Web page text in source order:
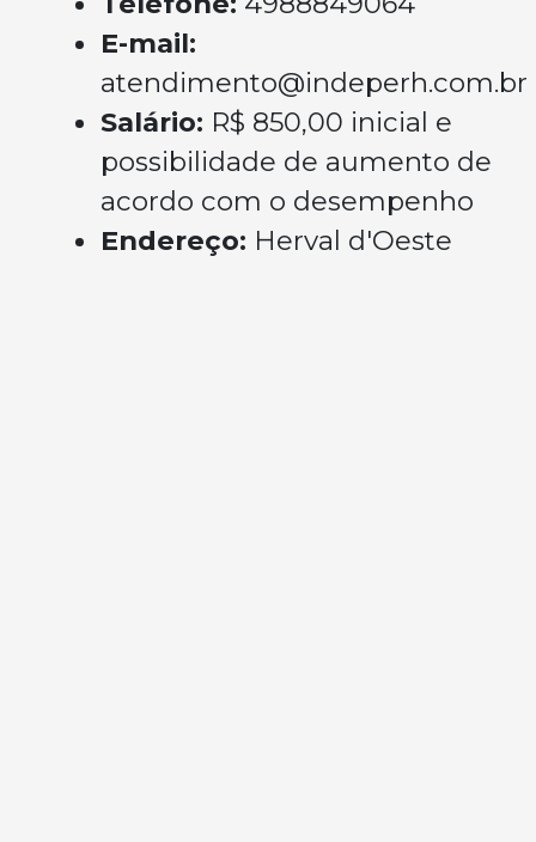
E-mail:
atendimento@indeperh.com.br
Salário: R$ 850,00 inicial e
possibilidade de aumento de
acordo com o desempenho
Endereço: Herval d'Oeste